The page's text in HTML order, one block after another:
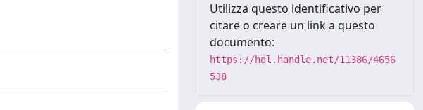
Utilizza questo identificativo per
citare o creare un link a questo
documento:
https://hdl.handle.net/11386/4656
538